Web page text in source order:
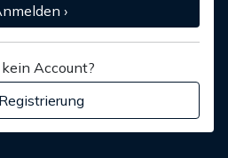
›
Account?